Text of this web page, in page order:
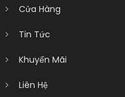
Cửa Hàng
Tin Tức
Khuyến Mãi
Liên Hệ